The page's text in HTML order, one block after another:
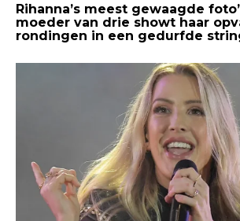
Rihanna’s meest gewaagde
moeder van drie showt haar
rondingen in een gedurfde